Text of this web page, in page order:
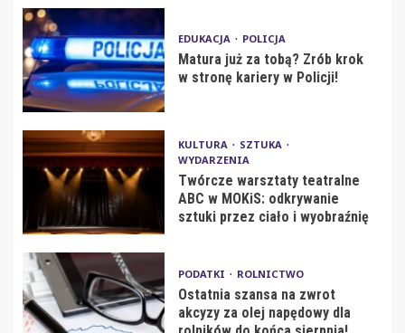
EDUKACJA POLICJA
Matura już za tobą? Zrób krok
w stronę kariery w Policji!
KULTURA
SZTUKA
WYDARZENIA
Twórcze warsztaty teatralne
ABC w MOKiS: odkrywanie
sztuki przez ciało i wyobraźnię
PODATKI ROLNICTWO
Ostatnia szansa na zwrot
akcyzy za olej napędowy dla